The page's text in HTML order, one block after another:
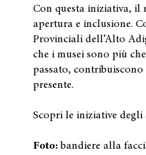
Con questa iniziativa, il
apertura e inclusione.
Provinciali dell’Alto
che i musei sono più
passato,
presente.
Scopri le iniziative
Foto: bandiere alla